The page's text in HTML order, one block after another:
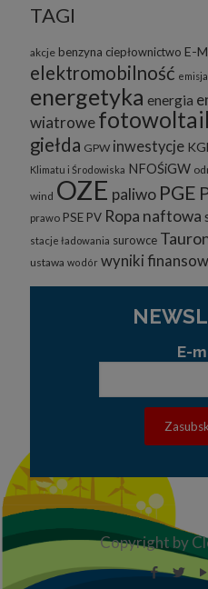
TAGI
akcje benzyna ciepłownictwo E-
elektromobilność
energetyka energia
wiatrowe
giełda GPW inwestycje
Klimatu i Środowiska NFOŚiGW
wind OZE paliwo PGE
prawo PSE PV Ropa naftowa
stacje ładowania surowce
ustawa wodór wyniki
E-
Copyright by